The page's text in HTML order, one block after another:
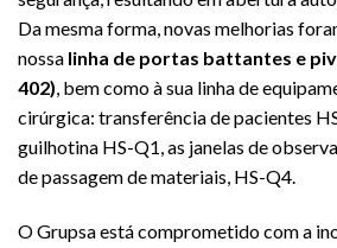
Da mesma forma, novas melhorias
nossa linha de portas battantes e
402), bem como à sua linha de
cirúrgica: transferência de pacientes
guilhotina HS-Q1, as janelas de
de passagem de materiais, HS-Q4.
O Grupsa está comprometido com a